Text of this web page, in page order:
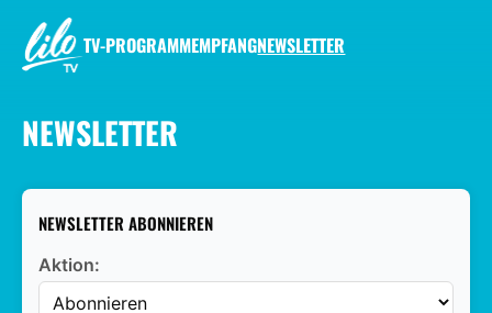
Inhalt
springen
TV-PROGRAMMEMPFANGNEWSLETTER
NEWSLETTER
NEWSLETTER ABONNIEREN
Aktion: